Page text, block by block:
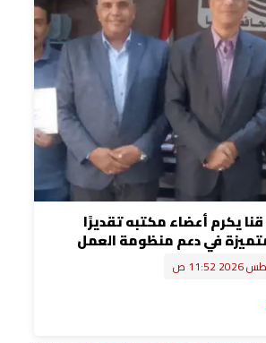
يكرم أعضاء مكتبه تقديرًا
في دعم منظومة العمل